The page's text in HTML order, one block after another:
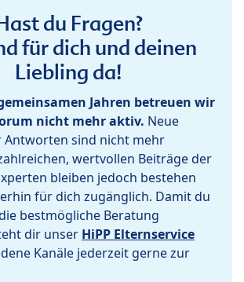
du Fragen?
für dich und deinen
Liebling da!
Jahren betreuen wir
nicht mehr aktiv. Neue
Antworten sind nicht mehr
wertvollen Beiträge der
bleiben jedoch bestehen
für dich zugänglich. Damit du
bestmögliche Beratung
dir unser HiPP Elternservice
Kanäle jederzeit gerne zur